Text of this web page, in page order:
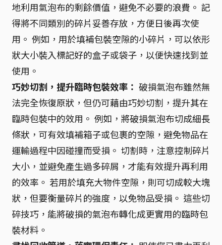
地利用氣泡布的剩餘價值，避免不必要的浪費。 記
得將不同類別的碎片妥善存放，方便日後再次使
用。 例如，用於填補包裝空隙的小碎片，可以依形
狀大小裝入標記好的盒子或袋子，以便快速找到並
使用。
巧妙切割，提升臨時包裝效率： 破損氣泡布雖然無
法完全恢復原狀，但仍可藉由巧妙切割，提升其在
臨時包裝中的效用。 例如，將破損氣泡布切成細長
條狀，可有效填補箱子或包裹的空隙，避免物品在
運輸過程中因碰撞而受損。 切割時，注意控制碎片
大小，並避免產生過多碎屑，才能有效提升再利用
的效率。 若用於填充大物件空隙，則可切成較大塊
狀，但要衡量碎片的強度，以免物品受損。 這些切
碎技巧，能將破損的氣泡布轉化成更實用的臨時包
裝材料。